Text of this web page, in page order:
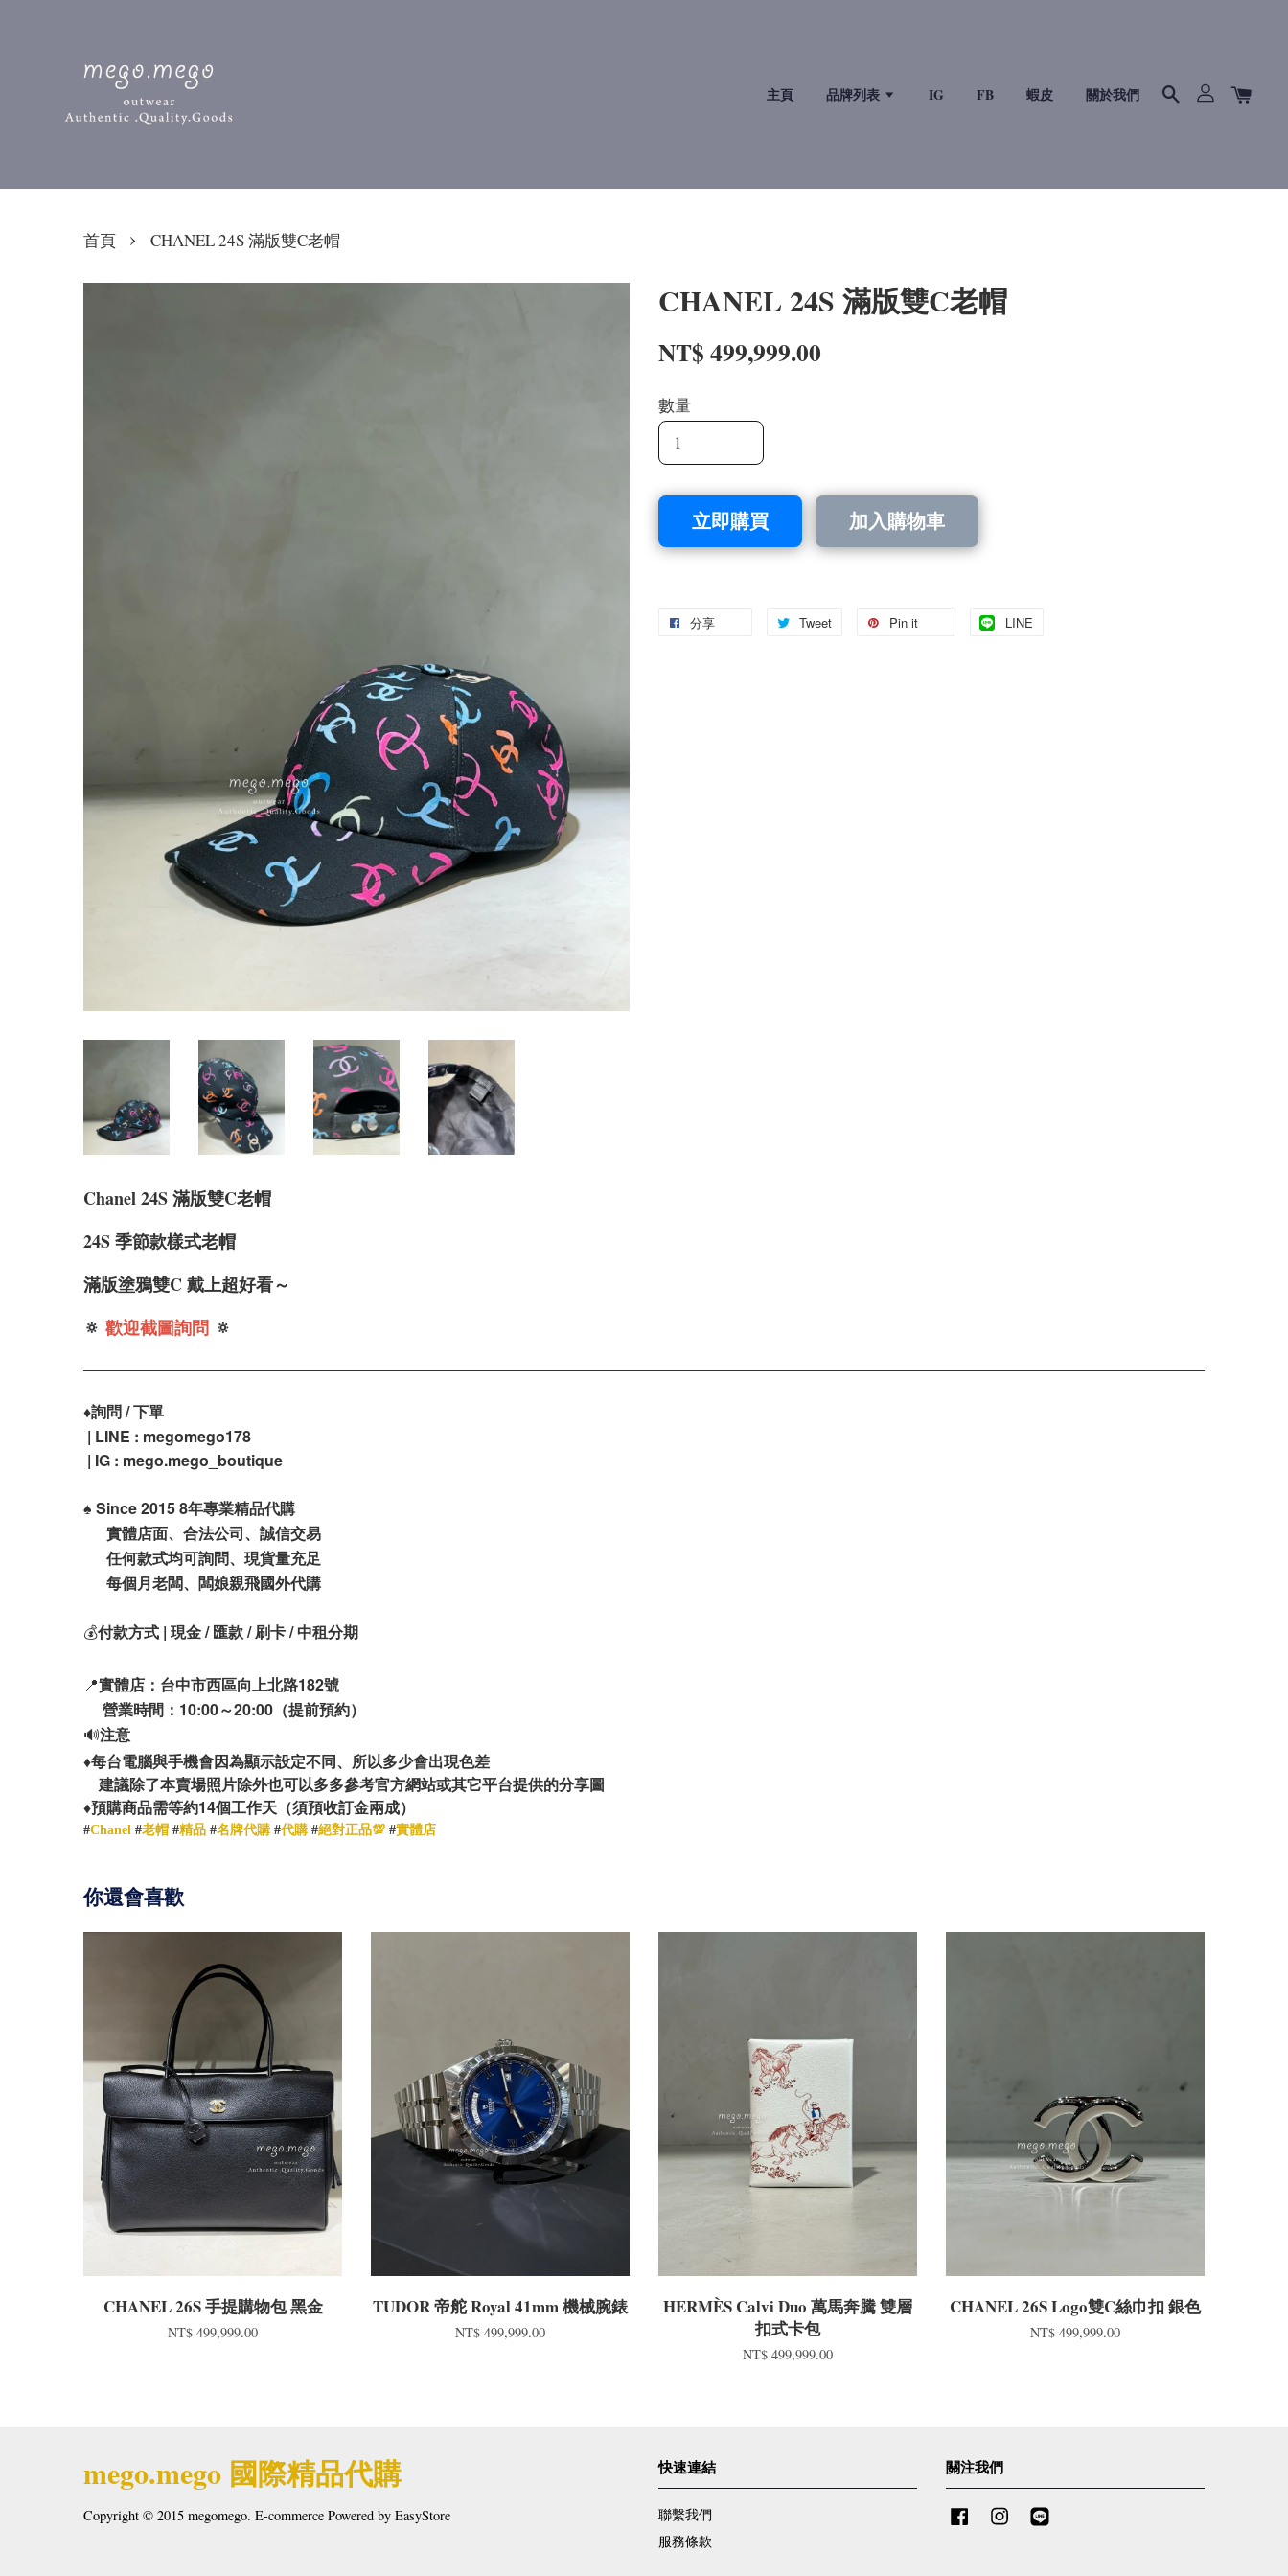
主頁 品牌列表 IG FB 蝦皮 關於我們
首頁 › CHANEL 24S 滿版雙C老帽
CHANEL 24S 滿版雙C老帽
NT$ 499,999.00
數量
立即購買 加入購物車
分享 Tweet Pin it LINE
Chanel 24S 滿版雙C老帽
24S 季節款樣式老帽
滿版塗鴉雙C 戴上超好看～
🔅 歡迎截圖詢問 🔅
♦️詢問 / 下單
| LINE : megomego178
| IG : mego.mego_boutique
♠️ Since 2015 8年專業精品代購
實體店面、合法公司、誠信交易
任何款式均可詢問、現貨量充足
每個月老闆、闆娘親飛國外代購
💰付款方式 | 現金 / 匯款 / 刷卡 / 中租分期
📍實體店：台中市西區向上北路182號
營業時間：10:00～20:00（提前預約）
🔊注意
♦️每台電腦與手機會因為顯示設定不同、所以多少會出現色差
建議除了本賣場照片除外也可以多多參考官方網站或其它平台提供的分享圖
♦️預購商品需等約14個工作天（須預收訂金兩成）
#Chanel #老帽 #精品 #名牌代購 #代購 #絕對正品💯 #實體店
你還會喜歡
CHANEL 26S 手提購物包 黑金
NT$ 499,999.00
TUDOR 帝舵 Royal 41mm 機械腕錶
NT$ 499,999.00
HERMÈS Calvi Duo 萬馬奔騰 雙層
扣式卡包
NT$ 499,999.00
CHANEL 26S Logo雙C絲巾扣 銀色
NT$ 499,999.00
mego.mego 國際精品代購
Copyright © 2015 megomego. E-commerce Powered by EasyStore
快速連結
聯繫我們
服務條款
關注我們
Facebook Instagram